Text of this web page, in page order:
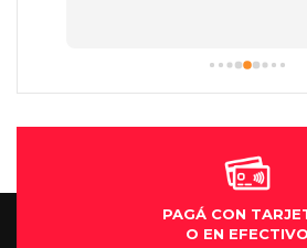
PAGÁ CON
O EN EFECTIVO